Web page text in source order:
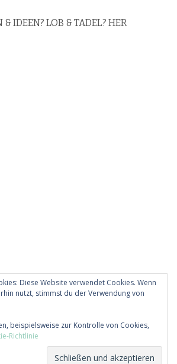
IDEEN? LOB & TADEL? HER
Akismet, um Spam zu
wie deine Kommentardaten
Diese Website verwendet Cookies. Wenn
nutzt, stimmst du der Verwendung von
beispielsweise zur Kontrolle von Cookies,
Richtlinie